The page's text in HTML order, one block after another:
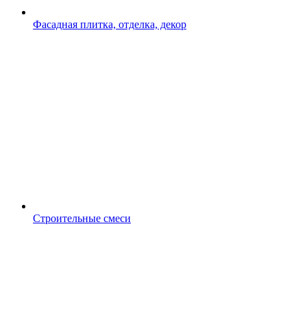
Фасадная плитка, отделка, декор
Строительные смеси